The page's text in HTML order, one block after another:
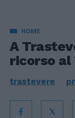
HOME
A
ricorso al
trastevere